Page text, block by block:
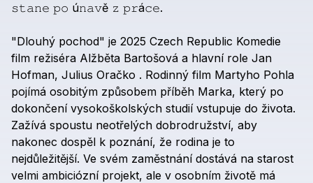
𝚜𝚝𝚊𝚗𝚎 𝚙𝚘 ú𝚗𝚊𝚟ě 𝚣 𝚙𝚛á𝚌𝚎.
"Dlouhý pochod" je 2025 Czech Republic Komedie
film režiséra Alžběta Bartošová a hlavní role Jan
Hofman, Julius Oračko . Rodinný film Martyho Pohla
pojímá osobitým způsobem příběh Marka, který po
dokončení vysokoškolských studií vstupuje do života.
Zažívá spoustu neotřelých dobrodružství, aby
nakonec dospěl k poznání, že rodina je to
nejdůležitější. Ve svém zaměstnání dostává na starost
velmi ambiciózní projekt, ale v osobním životě má